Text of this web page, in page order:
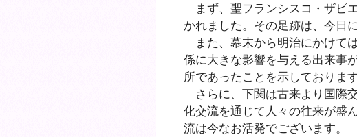
まず、聖フランシスコ・ザビ
かれました。その足跡は、今日
また、幕末から明治にかけて
係に大きな影響を与える出来事
所であったことを示しております
さらに、下関は古来より国際
化交流を通じて人々の往来が盛
流は今なお活発でございます。